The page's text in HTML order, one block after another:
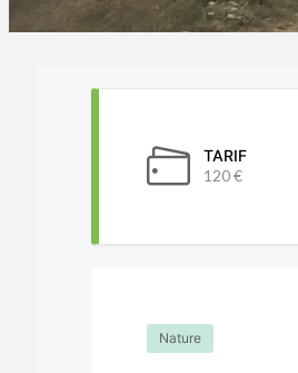
TARIF
120 €
Nature